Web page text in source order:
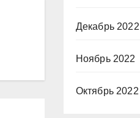
Декабрь 2022
Ноябрь 2022
Октябрь 2022